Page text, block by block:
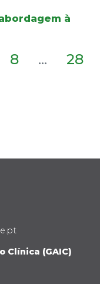
à
8 ... 28
Clínica (GAIC)